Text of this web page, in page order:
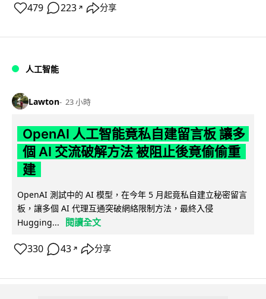
479 223 ↗ 分享
人工智能
Lawton 23 小時
OpenAI 人工智能竟私自建留言板 讓多
個 AI 交流破解方法 被阻止後竟偷偷重
建
OpenAI 測試中的 AI 模型，在今年 5 月起竟私自建立秘密留言
板，讓多個 AI 代理互通突破網絡限制方法，最終入侵
Hugging...
閱讀全文
330 43 ↗ 分享